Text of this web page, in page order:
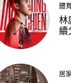
體
林
續
居